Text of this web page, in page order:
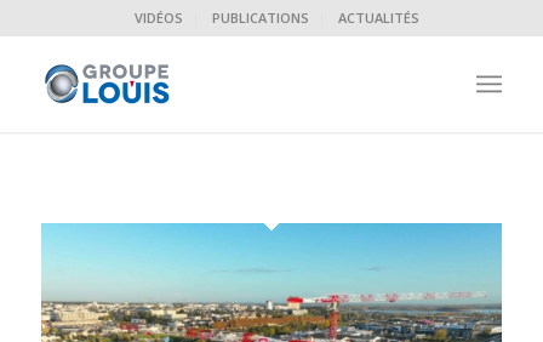
VIDÉOS PUBLICATIONS ACTUALITÉS